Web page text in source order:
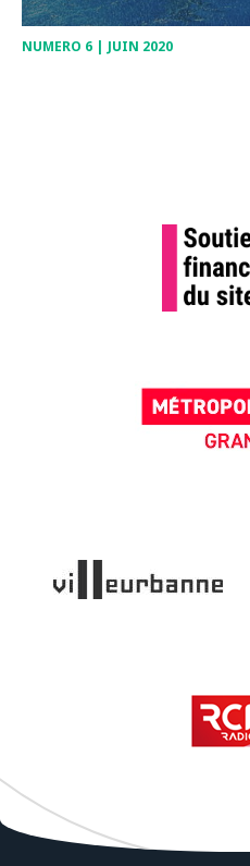
NUMERO 6 | JUIN 2020